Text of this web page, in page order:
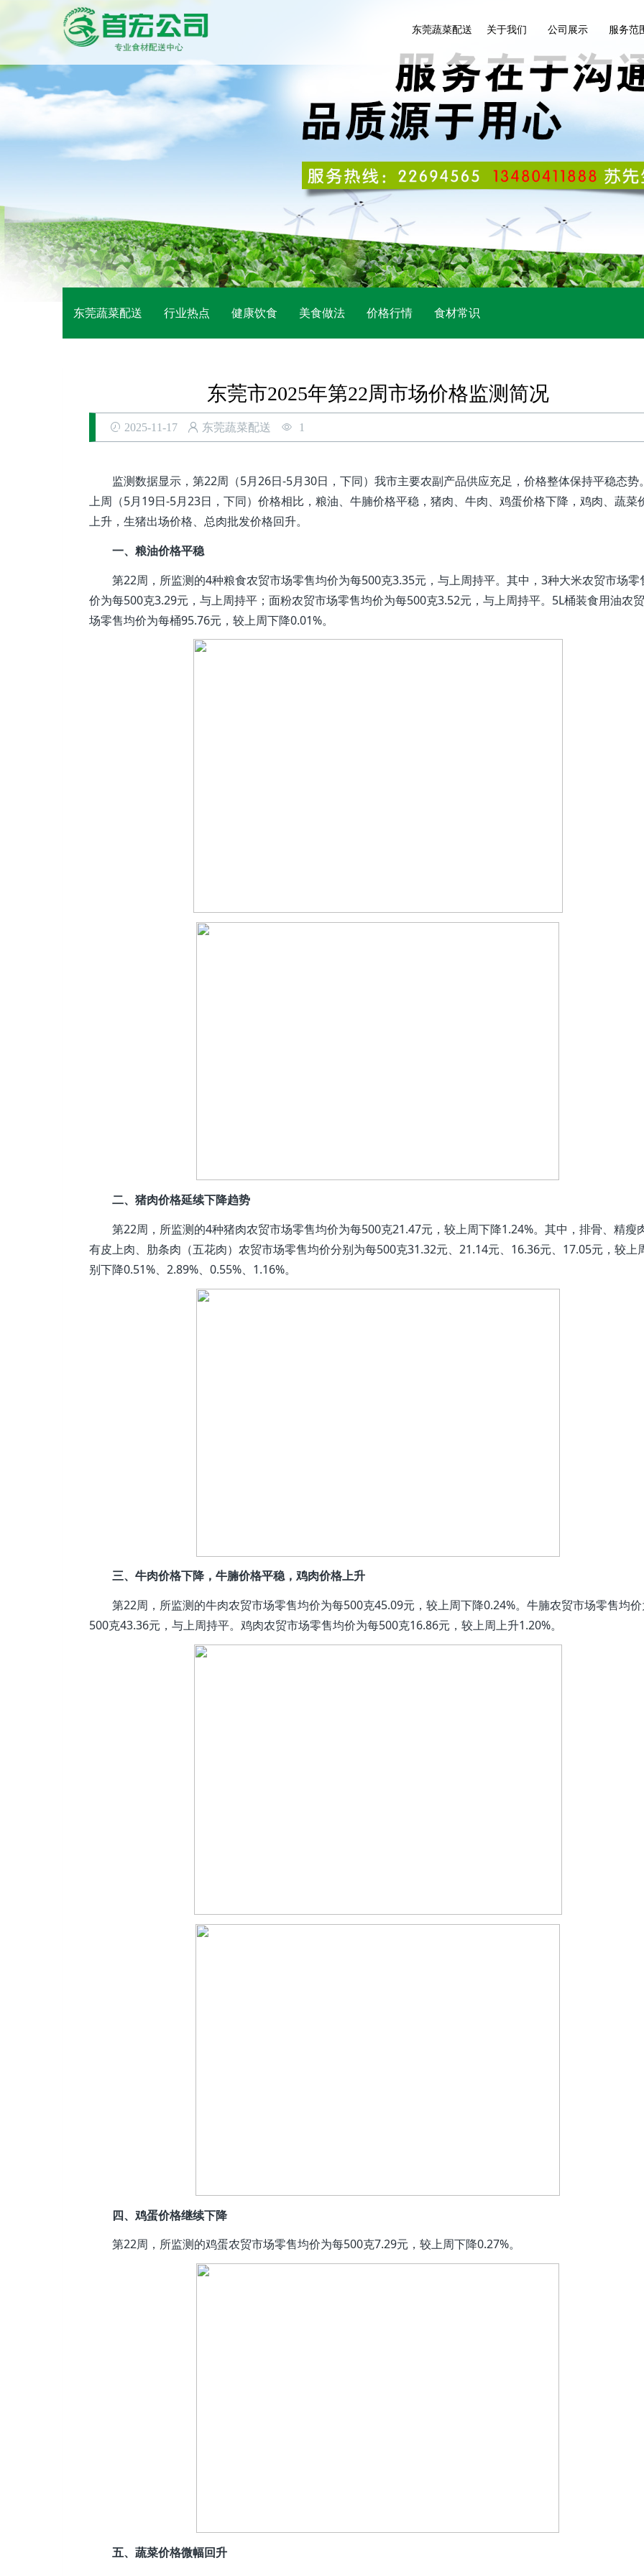
东莞蔬菜配送 关于我们 公司展示 服务范
东莞蔬菜配送 行业热点 健康饮食 美食做法 价格行情 食材常识
东莞市2025年第22周市场价格监测简况
2025-11-17 东莞蔬菜配送 1
监测数据显示，第22周（5月26日-5月30日，下同）我市主要农副产品供应充足，价格整体保持平稳态势
上周（5月19日-5月23日，下同）价格相比，粮油、牛腩价格平稳，猪肉、牛肉、鸡蛋价格下降，鸡肉、蔬菜
上升，生猪出场价格、总肉批发价格回升。
一、粮油价格平稳
第22周，所监测的4种粮食农贸市场零售均价为每500克3.35元，与上周持平。其中，3种大米农贸市场零
价为每500克3.29元，与上周持平；面粉农贸市场零售均价为每500克3.52元，与上周持平。5L桶装食用油农
场零售均价为每桶95.76元，较上周下降0.01%。
二、猪肉价格延续下降趋势
第22周，所监测的4种猪肉农贸市场零售均价为每500克21.47元，较上周下降1.24%。其中，排骨、精瘦
有皮上肉、肋条肉（五花肉）农贸市场零售均价分别为每500克31.32元、21.14元、16.36元、17.05元，较上
别下降0.51%、2.89%、0.55%、1.16%。
三、牛肉价格下降，牛腩价格平稳，鸡肉价格上升
第22周，所监测的牛肉农贸市场零售均价为每500克45.09元，较上周下降0.24%。牛腩农贸市场零售均
500克43.36元，与上周持平。鸡肉农贸市场零售均价为每500克16.86元，较上周上升1.20%。
四、鸡蛋价格继续下降
第22周，所监测的鸡蛋农贸市场零售均价为每500克7.29元，较上周下降0.27%。
五、蔬菜价格微幅回升